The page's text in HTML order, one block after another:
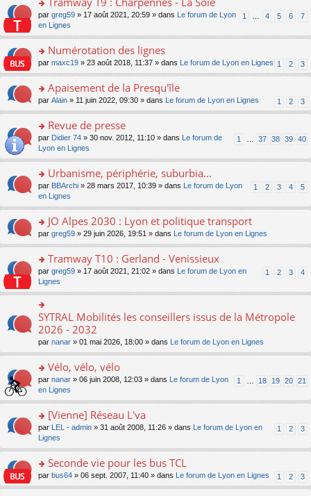
c
e
nt
u
c
e
nt
n
o
n
lu
le
u
ré
c
e
s
s
a
n
o
n
lu
pl
s
ré
e
er
le
m
e
s
s
e
n
o
n
le
pl
s
ré
c
e
o
n
s
er
le
m
e
s
g
e
n
o
n
le
s
ré
c
nt
1 4 5 6 7
par greg59 » 17 août 2021, 20:59 » dans
Le forum de Lyon
en Lignes
o
n
ult
er
le
m
e
s
g
e
n
o
n
le
u
s
ré
c
e
nt
Numérotation des lignes
1 2 3
par maxc19 » 23 août 2018, 11:37 » dans Le forum de Lyon en Lignes
o
n
ult
er
le
m
e
s
s
e
n
o
n
le
s
ré
c
e
Apaisement de la Presqu'île
1 2 3
par Alain » 11 juin 2022, 09:30 » dans Le forum de Lyon en Lignes
o
s
er
le
m
e
s
s
e
n
o
n
lu
le
pl
u
s
ré
c
e
nt
Revue de presse
1 37 38 39 40
par Didier 74 » 30 nov. 2012, 11:10 » dans
Le forum de
Lyon en Lignes
o
n
s
er
le
m
e
s
s
g
n
o
n
lu
pl
u
s
ré
c
e
nt
Urbanisme, périphérie, suburbia...
1 2 3 4 5
par BBArchi » 28 mars 2017, 10:39 » dans
Le forum de Lyon
en Lignes
o
n
ult
er
le
m
e
s
s
g
n
o
n
lu
pl
u
s
ré
c
e
JO Alpes 2030 : Lyon et politique transport
par greg59 » 29 juin 2026, 19:51 » dans Le forum de Lyon en Lignes
o
s
ult
er
le
m
e
s
s
g
o
n
lu
le
u
s
ré
Tramway T10 : Gerland - Venissieux
1 2 3 4
par greg59 » 17 août 2021, 21:02 » dans
Le forum de Lyon en
Lignes
o
n
ult
er
le
m
e
s
a
g
e
n
o
n
SYTRAL Mobilités les conseillers issus de la Métropole
2026 - 2032
par nanar » 01 mai 2026, 18:00 » dans Le forum de Lyon en Lignes
o
n
s
er
le
m
e
s
s
Vélo, vélo, vélo
1 18 19 20 21
par nanar » 06 juin 2008, 12:03 » dans
Le forum de Lyon
en Lignes
o
s
er
le
m
[Vienne] Réseau L'va
1 2 3
par LEL - admin » 31 août 2008, 11:26 » dans
Le forum de Lyon en
Lignes
o
n
Seconde vie pour les bus TCL
1 2 3
par bus64 » 06 sept. 2007, 11:40 » dans Le forum de Lyon en Lignes